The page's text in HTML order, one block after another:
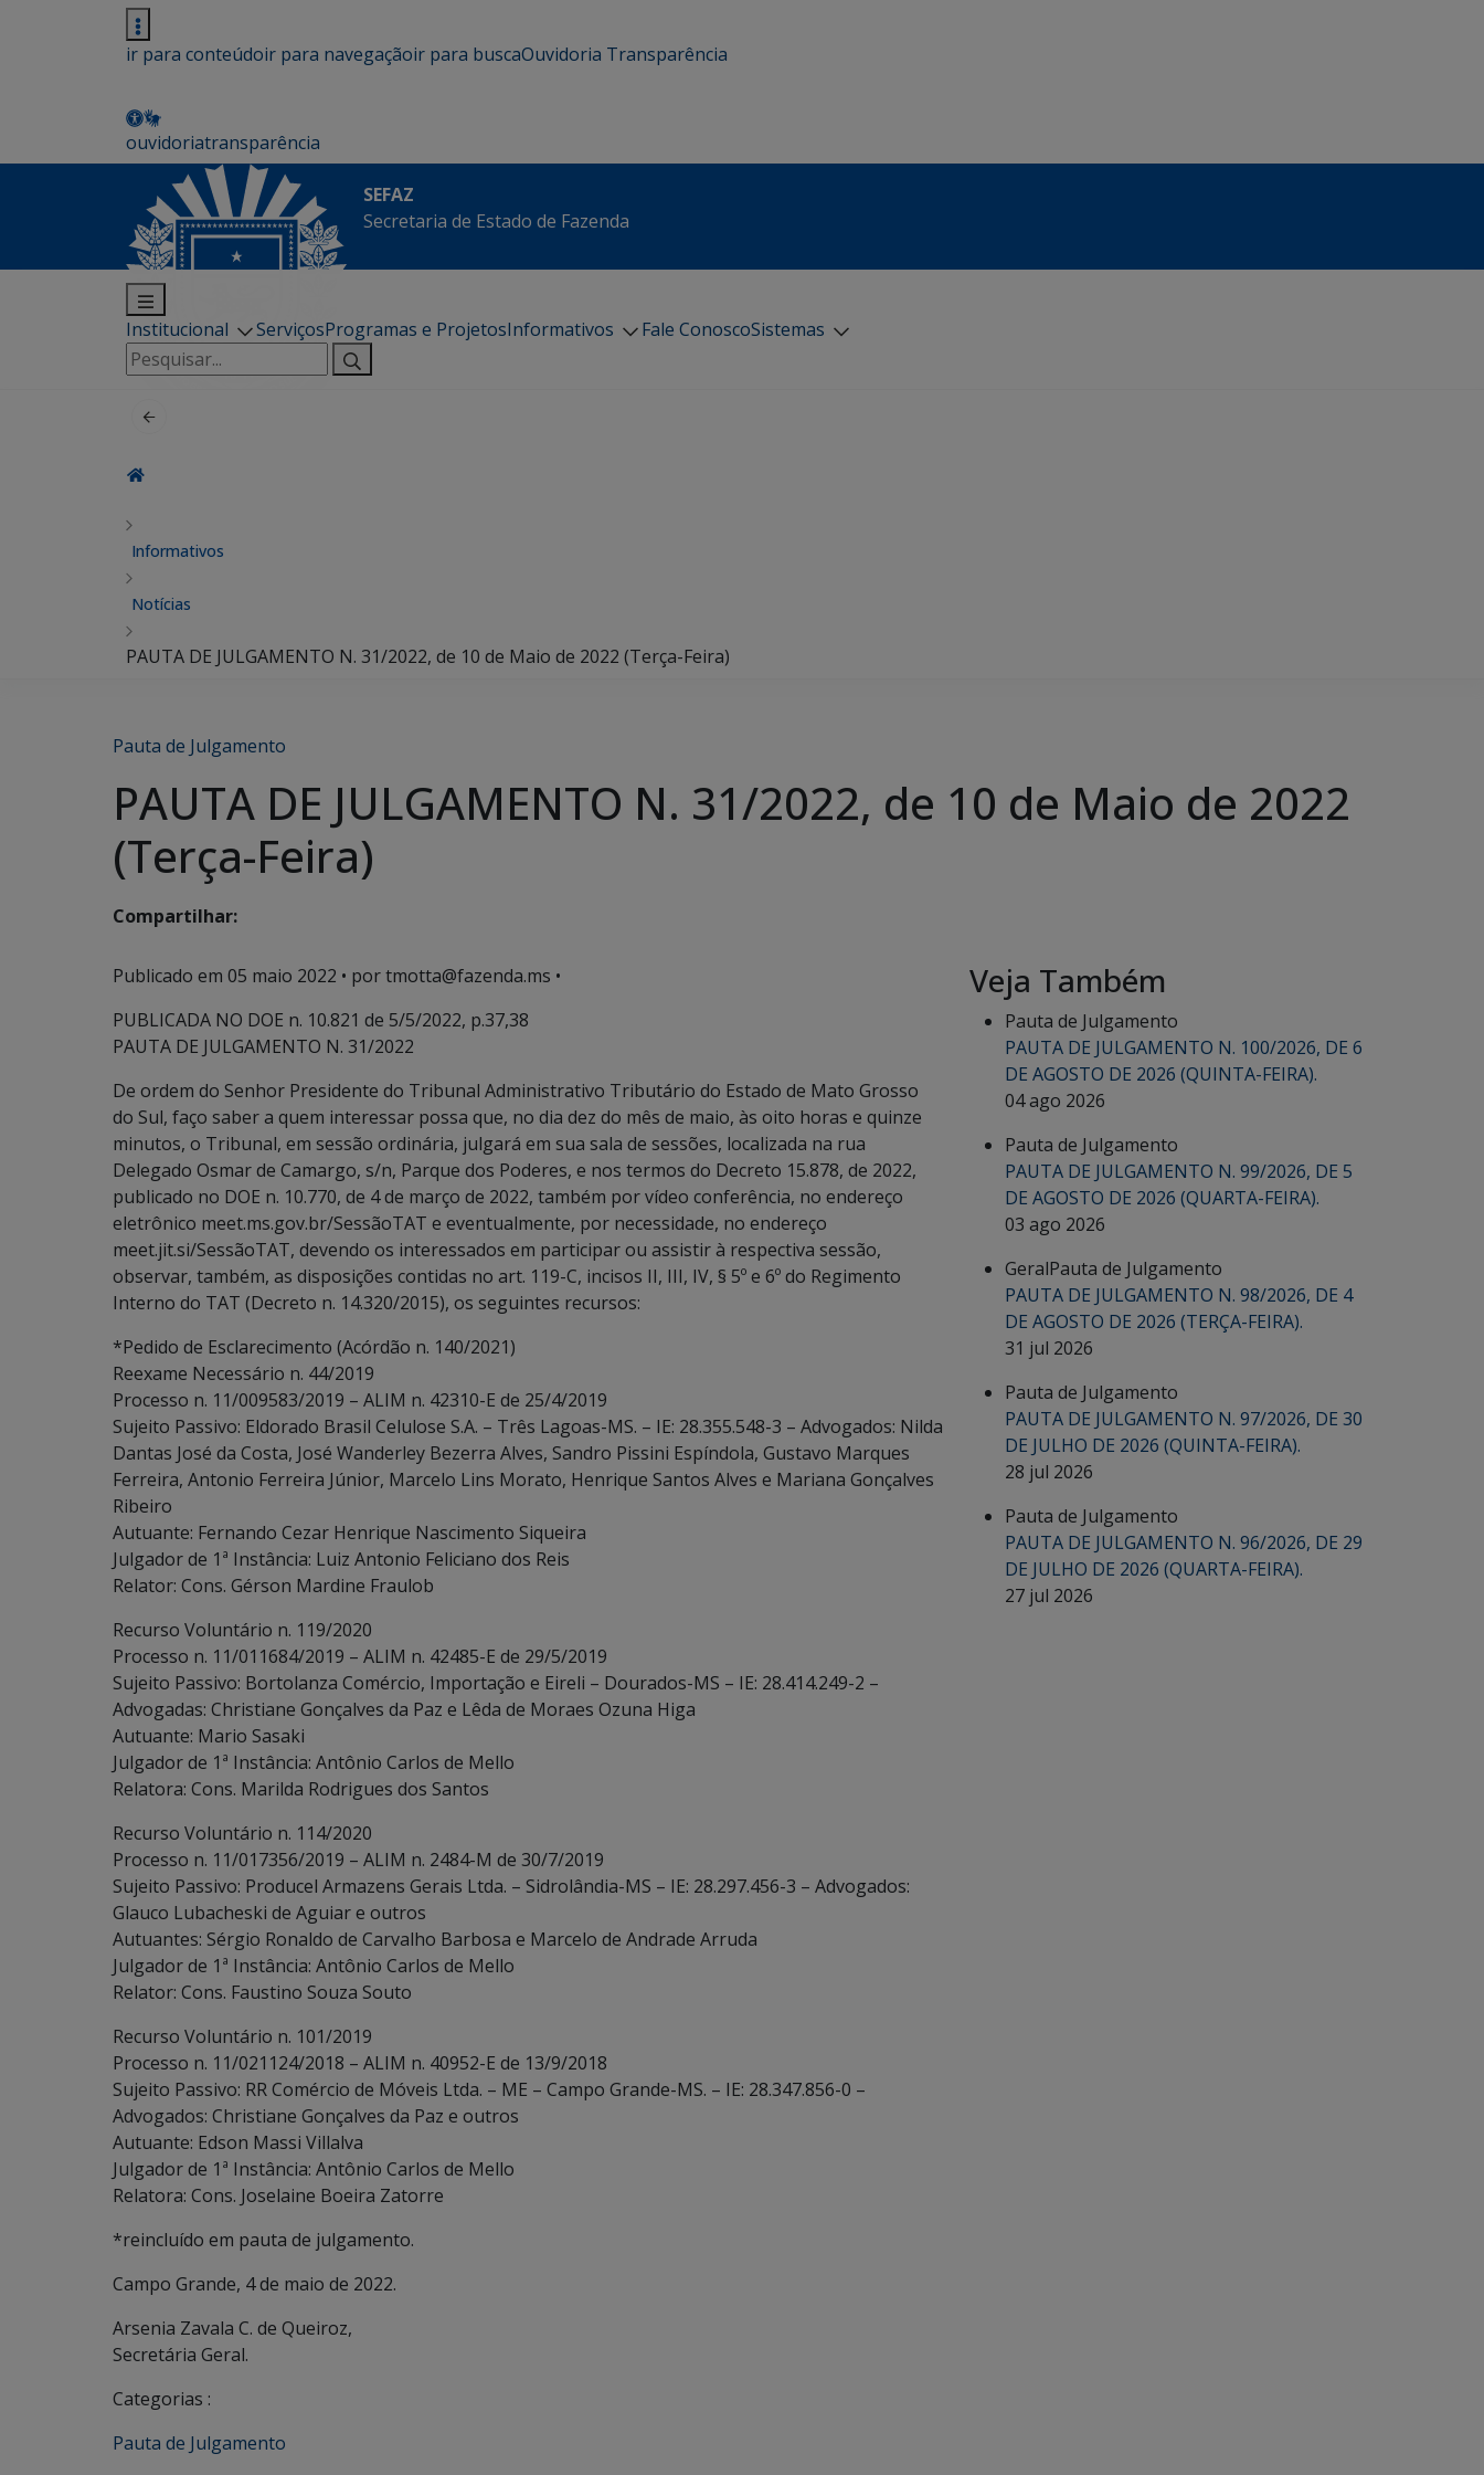
ir para conteúdoir para navegaçãoir para buscaOuvidoria Transparência
ouvidoriatransparência
SEFAZ
Secretaria de Estado de Fazenda
Institucional ServiçosProgramas e ProjetosInformativos Fale ConoscoSistemas
Pesquisar
por:
Informativos
Notícias
PAUTA DE JULGAMENTO N. 31/2022, de 10 de Maio de 2022 (Terça-Feira)
Pauta de Julgamento
PAUTA DE JULGAMENTO N. 31/2022, de 10 de Maio de 2022
(Terça-Feira)
Compartilhar:
Publicado em 05 maio 2022 • por tmotta@fazenda.ms •
PUBLICADA NO DOE n. 10.821 de 5/5/2022, p.37,38
PAUTA DE JULGAMENTO N. 31/2022
De ordem do Senhor Presidente do Tribunal Administrativo Tributário do Estado de Mato Grosso
do Sul, faço saber a quem interessar possa que, no dia dez do mês de maio, às oito horas e quinze
minutos, o Tribunal, em sessão ordinária, julgará em sua sala de sessões, localizada na rua
Delegado Osmar de Camargo, s/n, Parque dos Poderes, e nos termos do Decreto 15.878, de 2022,
publicado no DOE n. 10.770, de 4 de março de 2022, também por vídeo conferência, no endereço
eletrônico meet.ms.gov.br/SessãoTAT e eventualmente, por necessidade, no endereço
meet.jit.si/SessãoTAT, devendo os interessados em participar ou assistir à respectiva sessão,
observar, também, as disposições contidas no art. 119-C, incisos II, III, IV, § 5º e 6º do Regimento
Interno do TAT (Decreto n. 14.320/2015), os seguintes recursos:
*Pedido de Esclarecimento (Acórdão n. 140/2021)
Reexame Necessário n. 44/2019
Processo n. 11/009583/2019 – ALIM n. 42310-E de 25/4/2019
Sujeito Passivo: Eldorado Brasil Celulose S.A. – Três Lagoas-MS. – IE: 28.355.548-3 – Advogados: Nilda
Dantas José da Costa, José Wanderley Bezerra Alves, Sandro Pissini Espíndola, Gustavo Marques
Ferreira, Antonio Ferreira Júnior, Marcelo Lins Morato, Henrique Santos Alves e Mariana Gonçalves
Ribeiro
Autuante: Fernando Cezar Henrique Nascimento Siqueira
Julgador de 1ª Instância: Luiz Antonio Feliciano dos Reis
Relator: Cons. Gérson Mardine Fraulob
Recurso Voluntário n. 119/2020
Processo n. 11/011684/2019 – ALIM n. 42485-E de 29/5/2019
Sujeito Passivo: Bortolanza Comércio, Importação e Eireli – Dourados-MS – IE: 28.414.249-2 –
Advogadas: Christiane Gonçalves da Paz e Lêda de Moraes Ozuna Higa
Autuante: Mario Sasaki
Julgador de 1ª Instância: Antônio Carlos de Mello
Relatora: Cons. Marilda Rodrigues dos Santos
Recurso Voluntário n. 114/2020
Processo n. 11/017356/2019 – ALIM n. 2484-M de 30/7/2019
Sujeito Passivo: Producel Armazens Gerais Ltda. – Sidrolândia-MS – IE: 28.297.456-3 – Advogados:
Glauco Lubacheski de Aguiar e outros
Autuantes: Sérgio Ronaldo de Carvalho Barbosa e Marcelo de Andrade Arruda
Julgador de 1ª Instância: Antônio Carlos de Mello
Relator: Cons. Faustino Souza Souto
Recurso Voluntário n. 101/2019
Processo n. 11/021124/2018 – ALIM n. 40952-E de 13/9/2018
Sujeito Passivo: RR Comércio de Móveis Ltda. – ME – Campo Grande-MS. – IE: 28.347.856-0 –
Advogados: Christiane Gonçalves da Paz e outros
Autuante: Edson Massi Villalva
Julgador de 1ª Instância: Antônio Carlos de Mello
Relatora: Cons. Joselaine Boeira Zatorre
*reincluído em pauta de julgamento.
Campo Grande, 4 de maio de 2022.
Arsenia Zavala C. de Queiroz,
Secretária Geral.
Categorias :
Pauta de Julgamento
Veja Também
Pauta de Julgamento
PAUTA DE JULGAMENTO N. 100/2026, DE 6
DE AGOSTO DE 2026 (QUINTA-FEIRA).
04 ago 2026
Pauta de Julgamento
PAUTA DE JULGAMENTO N. 99/2026, DE 5
DE AGOSTO DE 2026 (QUARTA-FEIRA).
03 ago 2026
GeralPauta de Julgamento
PAUTA DE JULGAMENTO N. 98/2026, DE 4
DE AGOSTO DE 2026 (TERÇA-FEIRA).
31 jul 2026
Pauta de Julgamento
PAUTA DE JULGAMENTO N. 97/2026, DE 30
DE JULHO DE 2026 (QUINTA-FEIRA).
28 jul 2026
Pauta de Julgamento
PAUTA DE JULGAMENTO N. 96/2026, DE 29
DE JULHO DE 2026 (QUARTA-FEIRA).
27 jul 2026